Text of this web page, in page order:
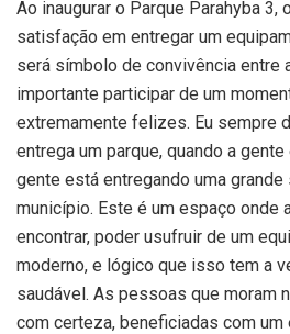
Ao inaugurar o Parque Parahyba 3,
satisfação em entregar um
será símbolo de convivência entre
importante participar de um
extremamente felizes. Eu sempre
entrega um parque, quando a gente
gente está entregando uma grande
município. Este é um espaço onde
encontrar, poder usufruir de um
moderno, e lógico que isso tem a
saudável. As pessoas que moram
com certeza, beneficiadas com um